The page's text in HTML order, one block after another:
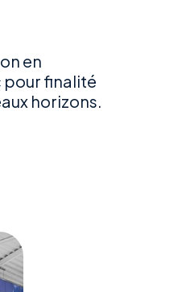
en
pour finalité
horizons.